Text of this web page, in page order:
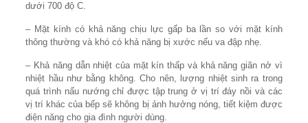
dưới 700 độ C.
– Mặt kính có khả năng chịu lực gấp ba lần so với mặt kính
thông thường và khó có khả năng bị xước nếu va đập nhẹ.
– Khả năng dẫn nhiệt của mặt kín thấp và khả năng giãn nở vì
nhiệt hầu như bằng không. Cho nên, lượng nhiệt sinh ra trong
quá trình nấu nướng chỉ được tập trung ở vị trí đáy nồi và các
vị trí khác của bếp sẽ không bị ảnh hưởng nóng, tiết kiệm được
điện năng cho gia đình người dùng.